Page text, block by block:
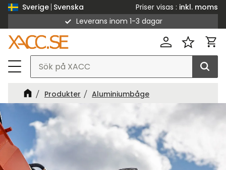
Sverige Svenska Priser visas
inkl. moms
Leverans inom 1-3 dagar
Produkter Aluminiumbåge